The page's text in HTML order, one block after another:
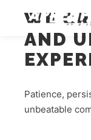
WE
AND
Patience,
unbeatable